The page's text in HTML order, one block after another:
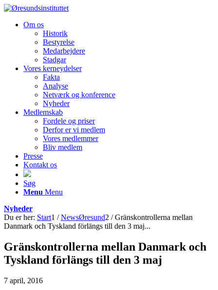
Om os
Historik
Bestyrelse
Medarbejdere
Stadgar
Vores kerneydelser
Fakta
Analyse
Netværk og konference
Nyheder
Medlemskab
Fordele og priser
Derfor er vi medlem
Vores medlemmer
Bliv medlem
Presse
Kontakt os
Søg
Menu Menu
Nyheder
Du er her: Start1 / NewsØresund2 / Gränskontrollerna mellan
Danmark och Tyskland förlängs till den 3 maj...
Gränskontrollerna mellan Danmark och
Tyskland förlängs till den 3 maj
7 april, 2016